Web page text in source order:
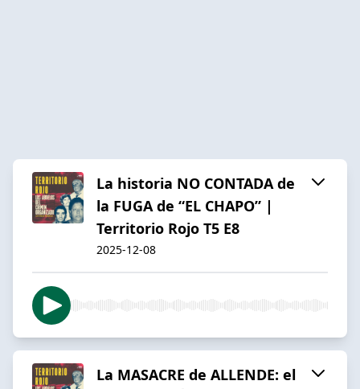
La historia NO CONTADA de
la FUGA de “EL CHAPO” |
Territorio Rojo T5 E8
2025-12-08
La MASACRE de ALLENDE: el